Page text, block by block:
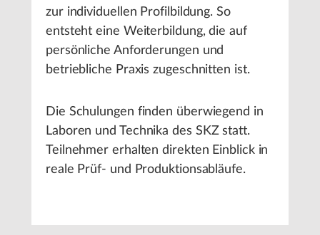
zur individuellen Profilbildung. So
entsteht eine Weiterbildung, die auf
persönliche Anforderungen und
betriebliche Praxis zugeschnitten ist.
Die Schulungen finden überwiegend in
Laboren und Technika des SKZ statt.
Teilnehmer erhalten direkten Einblick in
reale Prüf- und Produktionsabläufe.